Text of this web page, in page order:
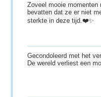
Zoveel mooie momenten
bevatten dat ze er niet
sterkte in deze tijd.❤️✨
Gecondoleerd met het
De wereld verliest een